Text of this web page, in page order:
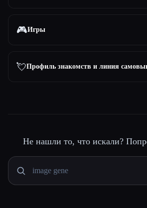
🎮Игры
💘Профиль знакомств и линия
Не нашли то, что искали?